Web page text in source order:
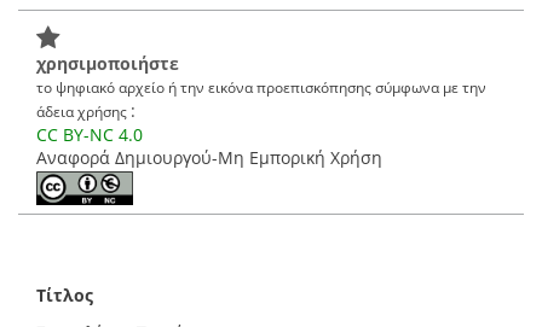
χρησιμοποιήστε
το ψηφιακό αρχείο ή την εικόνα προεπισκόπησης σύμφωνα με την
άδεια χρήσης :
CC BY-NC 4.0
Αναφορά Δημιουργού-Μη Εμπορική Χρήση
Τίτλος